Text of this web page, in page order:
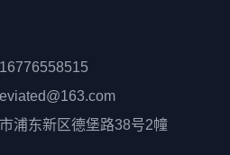
浦东新区德堡路38号2幢